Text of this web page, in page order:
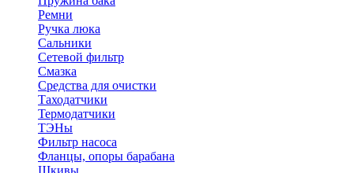
Ремни
Ручка люка
Сальники
Сетевой фильтр
Смазка
Средства для очистки
Таходатчики
Термодатчики
ТЭНы
Фильтр насоса
Фланцы, опоры барабана
Шкивы